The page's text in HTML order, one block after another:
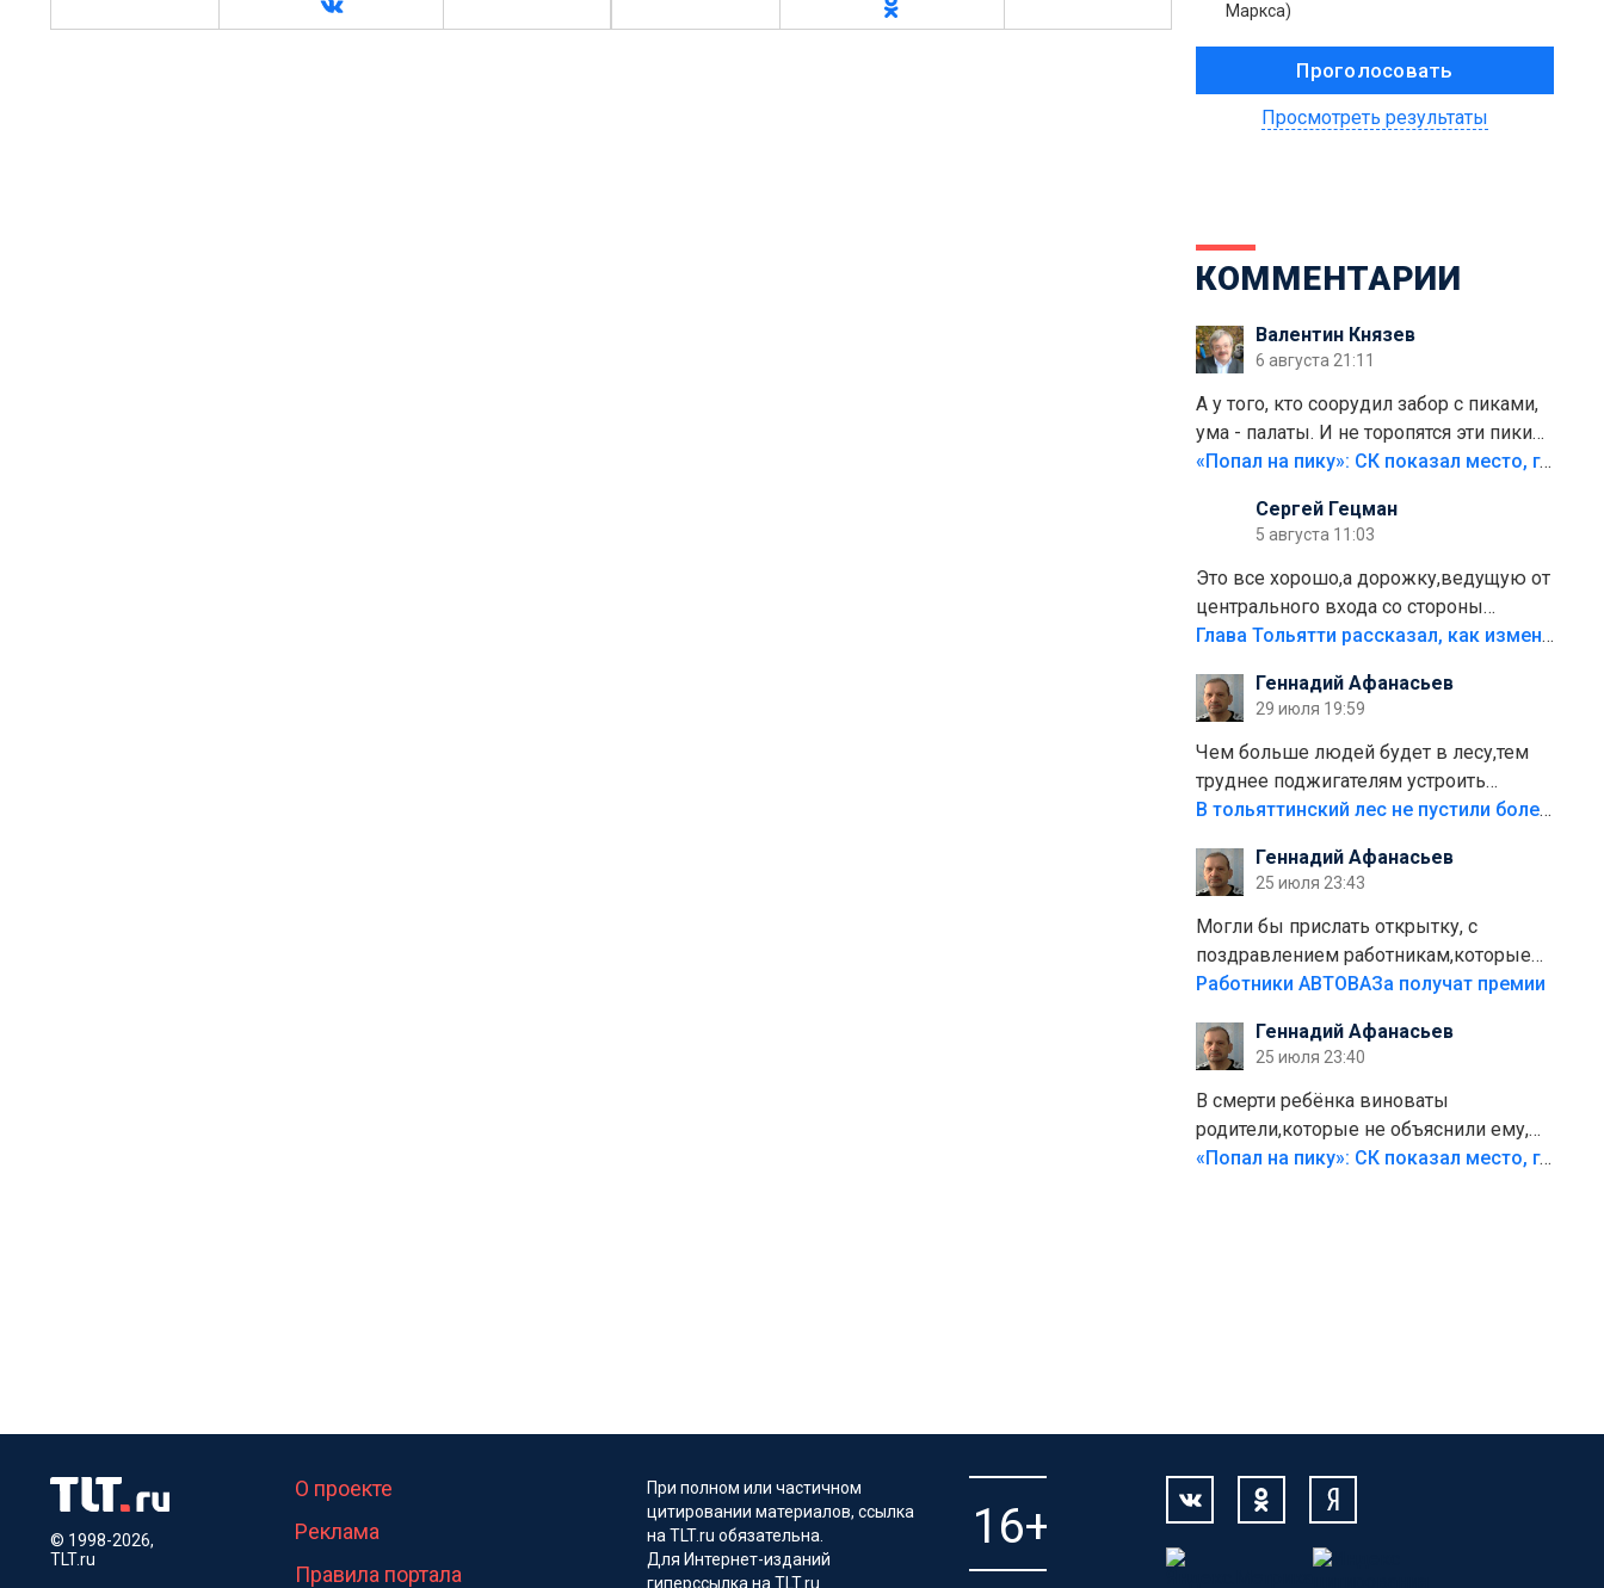
Маркса)
Просмотреть результаты
КОММЕНТАРИИ
Валентин Князев
6 августа 21:11
А у того, кто соорудил забор с пиками,
ума - палаты. И не торопятся эти пики
срезать
«Попал на пику»: СК показал место, где был смертельно травмирован ребенок в Тольятти
Сергей Гецман
5 августа 11:03
Это все хорошо,а дорожку,ведущую от
центрального входа со стороны
кафе"Мираж" к аттракционам слабо
плитки не хватило,т.к.осенью и зимой
лежала в парке и испортилась.Да
еще,видимо,часть украли.
Глава Тольятти рассказал, как изменится парк Центрального района
Геннадий Афанасьев
29 июля 19:59
Чем больше людей будет в лесу,тем
труднее поджигателям устроить
пожар.Тех кто разводит костры,тех
полно стоит,почему водители всё
равно едут в лес? Штрафы мизерные.
В тольяттинский лес не пустили более тысячи автомобилей
Геннадий Афанасьев
25 июля 23:43
Могли бы прислать открытку, с
поздравлением работникам,которые
больше сорока лет отработали на
Работники АВТОВАЗа получат премии
Геннадий Афанасьев
25 июля 23:40
В смерти ребёнка виноваты
родители,которые не объяснили ему,
что такое хорошо и что такое плохо!
«Попал на пику»: СК показал место, где был смертельно травмирован ребенок в Тольятти
© 1998-2026,
TLT.ru
О проекте
Реклама
Правила портала
При полном или частичном
цитировании материалов, ссылка
на TLT.ru обязательна.
Для Интернет-изданий
гиперссылка на TLT.ru